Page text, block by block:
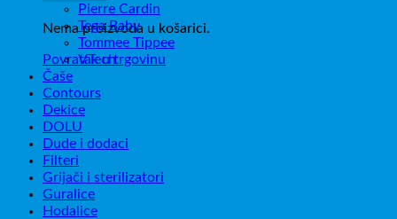
Nema proizvoda u košarici.
Povratak u trgovinu
Pierre Cardin
Tega Baby
Tommee Tippee
VTech
Čaše
Contours
Dekice
DOLU
Dude i dodaci
Filteri
Grijači i sterilizatori
Guralice
Hodalice